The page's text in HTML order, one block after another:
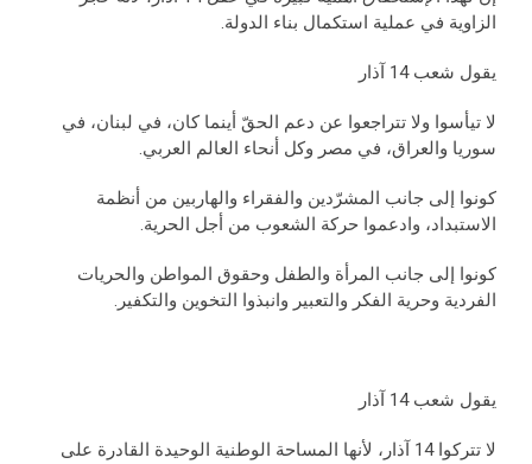
الزاوية في عملية استكمال بناء الدولة.
يقول شعب 14 آذار
لا تيأسوا ولا تتراجعوا عن دعم الحقّ أينما كان، في لبنان، في
سوريا والعراق، في مصر وكل أنحاء العالم العربي.
كونوا إلى جانب المشرّدين والفقراء والهاربين من أنظمة
الاستبداد، وادعموا حركة الشعوب من أجل الحرية.
كونوا إلى جانب المرأة والطفل وحقوق المواطن والحريات
الفردية وحرية الفكر والتعبير وانبذوا التخوين والتكفير.
يقول شعب 14 آذار
لا تتركوا 14 آذار، لأنها المساحة الوطنية الوحيدة القادرة على